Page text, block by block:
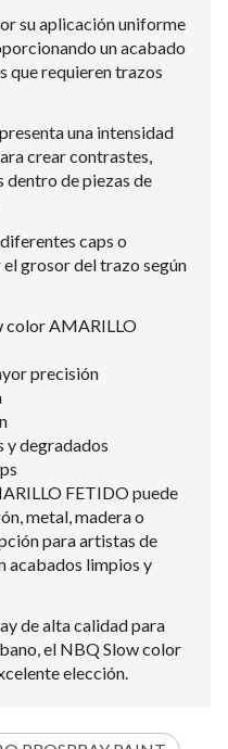
su aplicación uniforme
un acabado
que requieren trazos
una intensidad
crear contrastes,
dentro de piezas de
caps o
grosor del trazo según
color AMARILLO
precisión
y degradados
FETIDO puede
metal, madera o
para artistas de
acabados limpios y
de alta calidad para
el NBQ Slow color
elección.